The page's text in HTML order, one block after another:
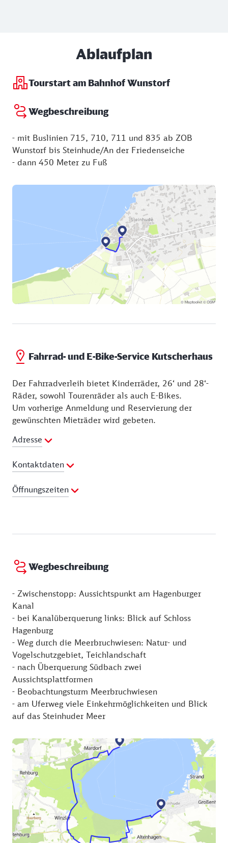
Ablaufplan
Tourstart am Bahnhof Wunstorf
Wegbeschreibung
- mit Buslinien 715, 710, 711 und 835 ab ZOB
Wunstorf bis Steinhude/An der Friedenseiche
- dann 450 Meter zu Fuß
Fahrrad- und E-Bike-Service Kutscherhaus
Der Fahrradverleih bietet Kinderräder, 26‘ und 28‘-
Räder, sowohl Tourenräder als auch E-Bikes.
Um vorherige Anmeldung und Reservierung der
gewünschten Mieträder wird gebeten.
Adresse
Kontaktdaten
Telefon:0173 5182637
E-Mail Adresse:
Öffnungszeiten
Dienstag:10:00 - 19:00 Uhr
Donnerstag:
Freitag:10:00 - 19:00 Uhr
Sonntag:10:00 - 19:00 Uhr
Wegbeschreibung
- Zwischenstopp: Aussichtspunkt am Hagenburger
Kanal
- bei Kanalüberquerung links: Blick auf Schloss
Hagenburg
- Weg durch die Meerbruchwiesen: Natur- und
Vogelschutzgebiet, Teichlandschaft
- nach Überquerung Südbach zwei
Aussichtsplattformen
- Beobachtungsturm Meerbruchwiesen
- am Uferweg viele Einkehrmöglichkeiten und Blick
auf das Steinhuder Meer